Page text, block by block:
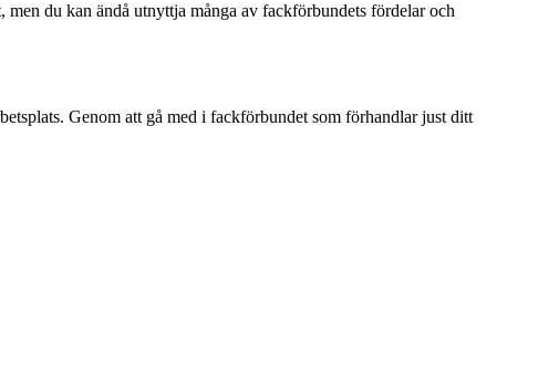
du kan ändå utnyttja många av fackförbundets fördelar och
Genom att gå med i fackförbundet som förhandlar just ditt